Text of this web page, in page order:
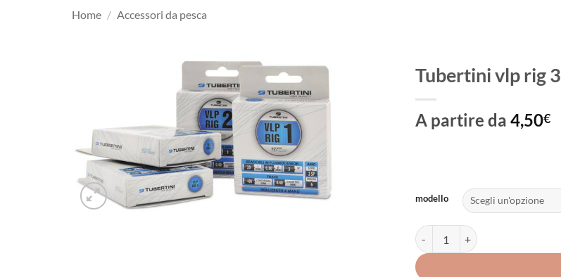
Home / Accessori da pesca
Tubertini vlp rig 3
A partire da 4,50€
modello
Tubertini vlp rig 3 quantità